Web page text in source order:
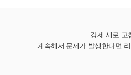
강제 새로 고
계속해서 문제가 발생한다면